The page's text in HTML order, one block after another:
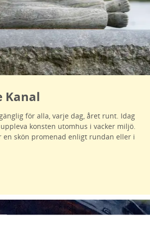
Kanal
för alla, varje dag, året runt. Idag
konsten utomhus i vacker miljö.
en skön promenad enligt rundan eller i